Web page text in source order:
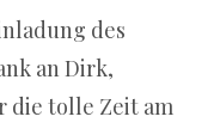
des
an Dirk,
die tolle Zeit am